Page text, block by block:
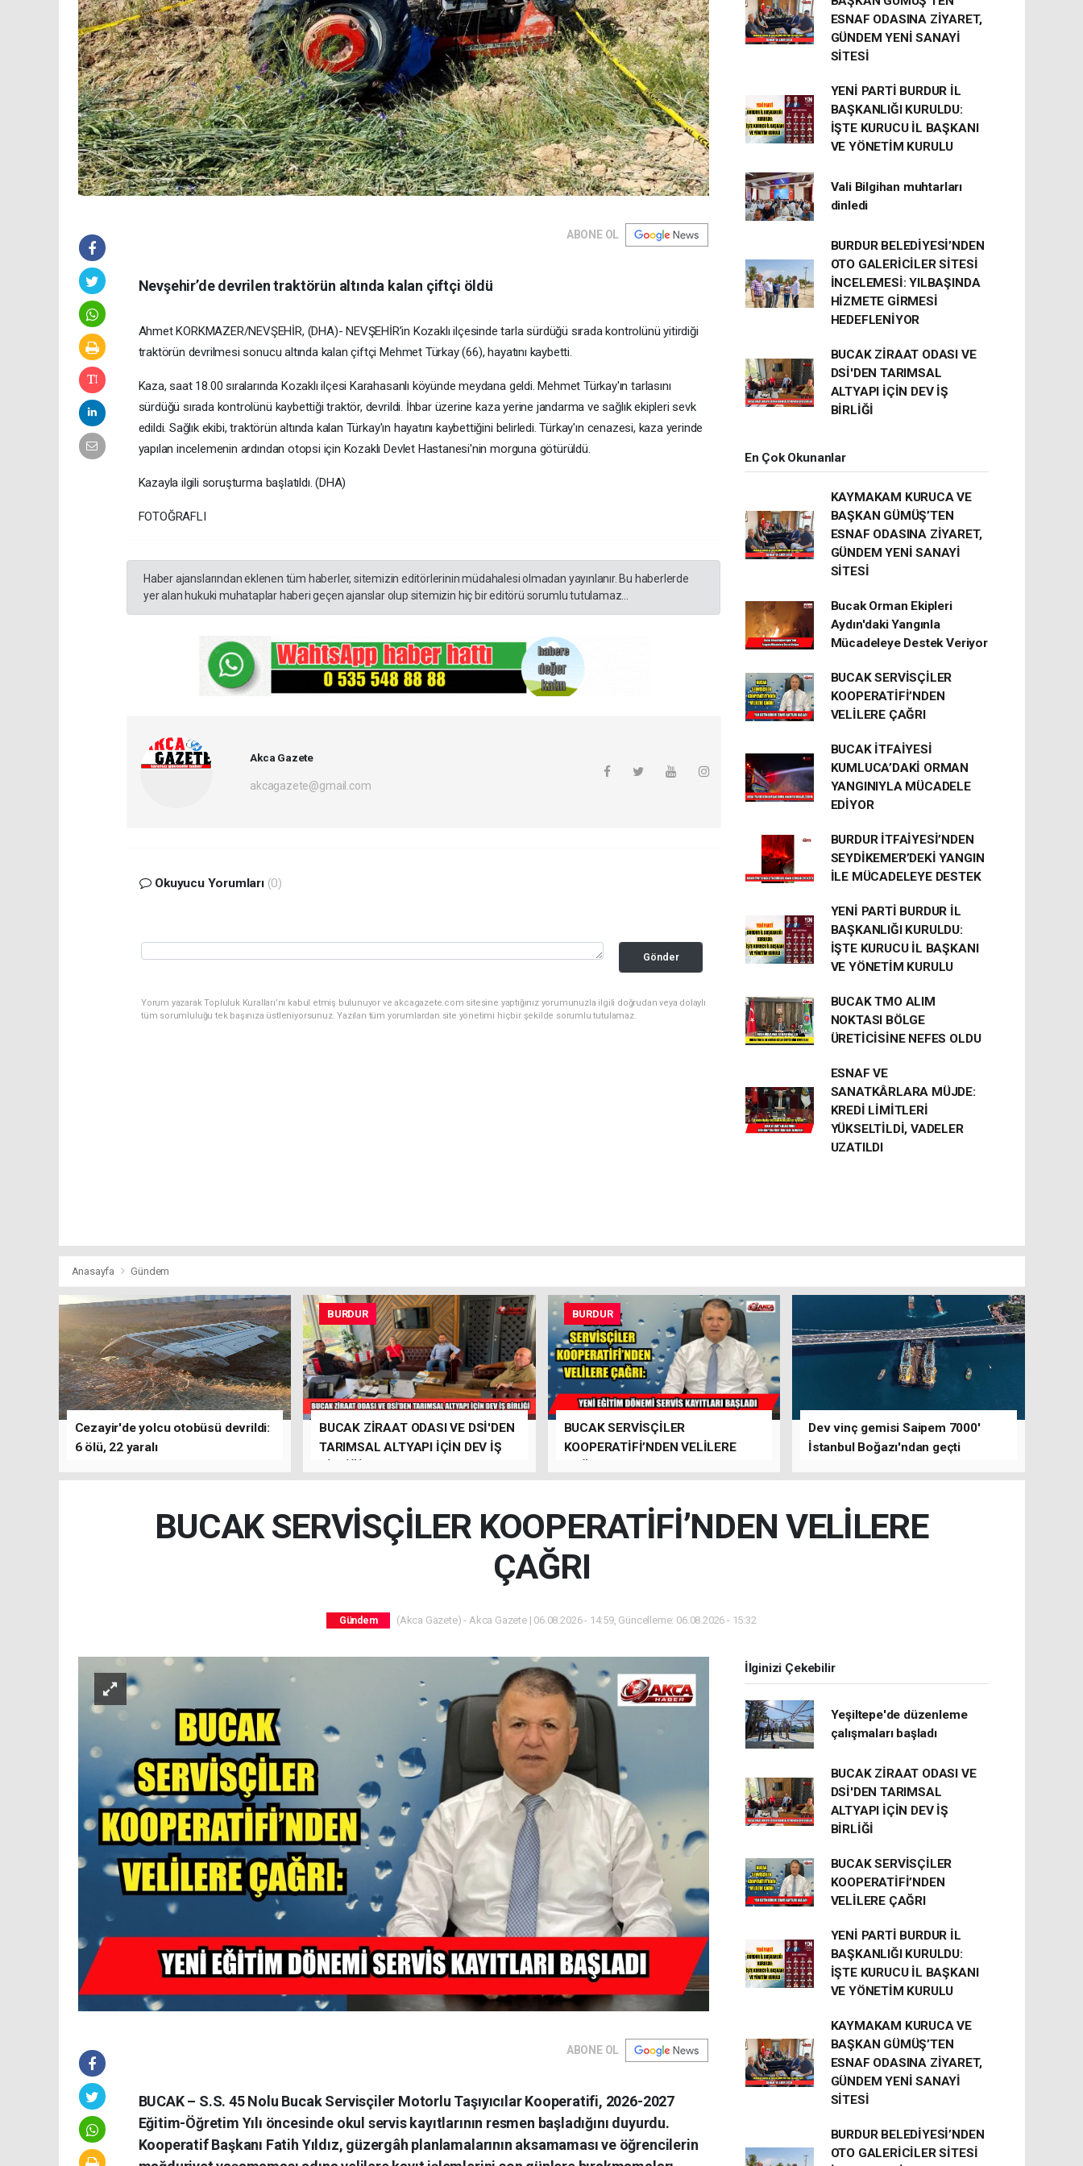
ABONE OL
Nevşehir’de devrilen traktörün altında kalan çiftçi öldü
Ahmet KORKMAZER/NEVŞEHİR, (DHA)- NEVŞEHİR’in Kozaklı ilçesinde tarla sürdüğü sırada kontrolünü yitirdiği
traktörün devrilmesi sonucu altında kalan çiftçi Mehmet Türkay (66), hayatını kaybetti.
Kaza, saat 18.00 sıralarında Kozaklı ilçesi Karahasanlı köyünde meydana geldi. Mehmet Türkay'ın tarlasını
sürdüğü sırada kontrolünü kaybettiği traktör, devrildi. İhbar üzerine kaza yerine jandarma ve sağlık ekipleri sevk
edildi. Sağlık ekibi, traktörün altında kalan Türkay'ın hayatını kaybettiğini belirledi. Türkay'ın cenazesi, kaza yerinde
yapılan incelemenin ardından otopsi için Kozaklı Devlet Hastanesi'nin morguna götürüldü.
Kazayla ilgili soruşturma başlatıldı. (DHA)
FOTOĞRAFLI
Haber ajanslarından eklenen tüm haberler, sitemizin editörlerinin müdahalesi olmadan yayınlanır. Bu haberlerde
yer alan hukuki muhataplar haberi geçen ajanslar olup sitemizin hiç bir editörü sorumlu tutulamaz...
Akca Gazete
akcagazete@gmail.com
Okuyucu Yorumları (0)
Gönder
Yorum yazarak Topluluk Kuralları’nı kabul etmiş bulunuyor ve akcagazete.com sitesine yaptığınız yorumunuzla ilgili doğrudan veya dolaylı
tüm sorumluluğu tek başınıza üstleniyorsunuz. Yazılan tüm yorumlardan site yönetimi hiçbir şekilde sorumlu tutulamaz.
ESNAF ODASINA ZİYARET,
GÜNDEM YENİ SANAYİ
SİTESİ
YENİ PARTİ BURDUR İL
BAŞKANLIĞI KURULDU:
İŞTE KURUCU İL BAŞKANI
VE YÖNETİM KURULU
Vali Bilgihan muhtarları
dinledi
BURDUR BELEDİYESİ’NDEN
OTO GALERİCİLER SİTESİ
İNCELEMESİ: YILBAŞINDA
HİZMETE GİRMESİ
HEDEFLENİYOR
BUCAK ZİRAAT ODASI VE
DSİ'DEN TARIMSAL
ALTYAPI İÇİN DEV İŞ
BİRLİĞİ
En Çok Okunanlar
KAYMAKAM KURUCA VE
BAŞKAN GÜMÜŞ’TEN
ESNAF ODASINA ZİYARET,
GÜNDEM YENİ SANAYİ
SİTESİ
Bucak Orman Ekipleri
Aydın'daki Yangınla
Mücadeleye Destek Veriyor
BUCAK SERVİSÇİLER
KOOPERATİFİ’NDEN
VELİLERE ÇAĞRI
BUCAK İTFAİYESİ
KUMLUCA’DAKİ ORMAN
YANGINIYLA MÜCADELE
EDİYOR
BURDUR İTFAİYESİ’NDEN
SEYDİKEMER’DEKİ YANGIN
İLE MÜCADELEYE DESTEK
YENİ PARTİ BURDUR İL
BAŞKANLIĞI KURULDU:
İŞTE KURUCU İL BAŞKANI
VE YÖNETİM KURULU
BUCAK TMO ALIM
NOKTASI BÖLGE
ÜRETİCİSİNE NEFES OLDU
ESNAF VE
SANATKÂRLARA MÜJDE:
KREDİ LİMİTLERİ
YÜKSELTİLDİ, VADELER
UZATILDI
Anasayfa Gündem
Cezayir'de yolcu otobüsü devrildi:
6 ölü, 22 yaralı
BURDUR
BUCAK ZİRAAT ODASI VE DSİ'DEN
TARIMSAL ALTYAPI İÇİN DEV İŞ
BURDUR
BUCAK SERVİSÇİLER
KOOPERATİFİ’NDEN VELİLERE
Dev vinç gemisi Saipem 7000'
İstanbul Boğazı'ndan geçti
BUCAK SERVİSÇİLER KOOPERATİFİ’NDEN VELİLERE
ÇAĞRI
Gündem (Akca Gazete) - Akca Gazete | 06.08.2026 - 14:59, Güncelleme: 06.08.2026 - 15:32
ABONE OL
BUCAK – S.S. 45 Nolu Bucak Servisçiler Motorlu Taşıyıcılar Kooperatifi, 2026-2027
Eğitim-Öğretim Yılı öncesinde okul servis kayıtlarının resmen başladığını duyurdu.
Kooperatif Başkanı Fatih Yıldız, güzergâh planlamalarının aksamaması ve öğrencilerin
İlginizi Çekebilir
Yeşiltepe'de düzenleme
çalışmaları başladı
BUCAK ZİRAAT ODASI VE
DSİ'DEN TARIMSAL
ALTYAPI İÇİN DEV İŞ
BİRLİĞİ
BUCAK SERVİSÇİLER
KOOPERATİFİ’NDEN
VELİLERE ÇAĞRI
YENİ PARTİ BURDUR İL
BAŞKANLIĞI KURULDU:
İŞTE KURUCU İL BAŞKANI
VE YÖNETİM KURULU
KAYMAKAM KURUCA VE
BAŞKAN GÜMÜŞ’TEN
ESNAF ODASINA ZİYARET,
GÜNDEM YENİ SANAYİ
SİTESİ
BURDUR BELEDİYESİ’NDEN
OTO GALERİCİLER SİTESİ